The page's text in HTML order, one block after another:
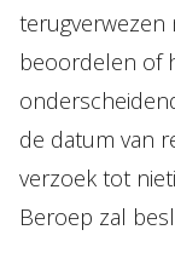
terugverwezen
beoordelen of
de datum van
verzoek tot
Beroep zal